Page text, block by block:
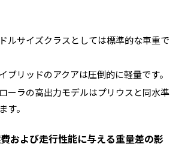
ルサイズクラスとしては標準的な車重で
ブリッドのアクアは圧倒的に軽量です。
ーラの高出力モデルはプリウスと同水準
す。
および走行性能に与える重量差の影